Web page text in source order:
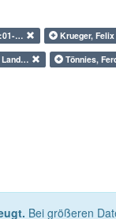
…
Krueger,
Land…
Tönnies,
Bei größeren